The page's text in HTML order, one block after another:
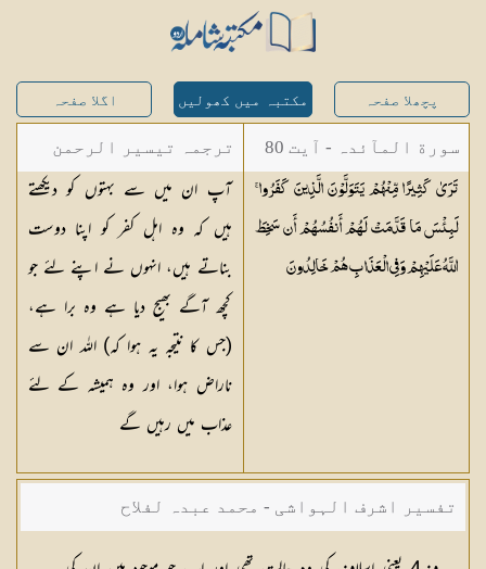
پچھلا صفحہ مکتبہ میں کھولیں اگلا صفحہ
سورة المآئدہ - آیت 80
تَرَىٰ كَثِيرًا مِّنْهُمْ يَتَوَلَّوْنَ الَّذِينَ كَفَرُوا ۚ
لَبِئْسَ مَا قَدَّمَتْ لَهُمْ أَنفُسُهُمْ أَن سَخِطَ
اللَّهُ عَلَيْهِمْ وَفِي الْعَذَابِ هُمْخَالِدُونَ
ترجمہ تیسیر الرحمن
لبیان القرآن - محمد
لقمان سلفی
آپ ان میں سے بہتوں کو دیکھتے
ہیں کہ وہ اہل کفر کو اپنا دوست
بناتے ہیں، انہوں نے اپنے لئے جو
کچھ آگے بھیج دیا ہے وہ برا ہے،
(جس کا نتیجہ یہ ہوا کہ) اللہ ان سے
ناراض ہوا، اور وہ ہمیشہ کے لئے
عذاب میں رہیں گے
تفسیر اشرف الہواشی - محمد عبدہ لفلاح